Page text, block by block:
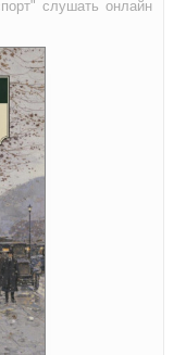
слушать онлайн